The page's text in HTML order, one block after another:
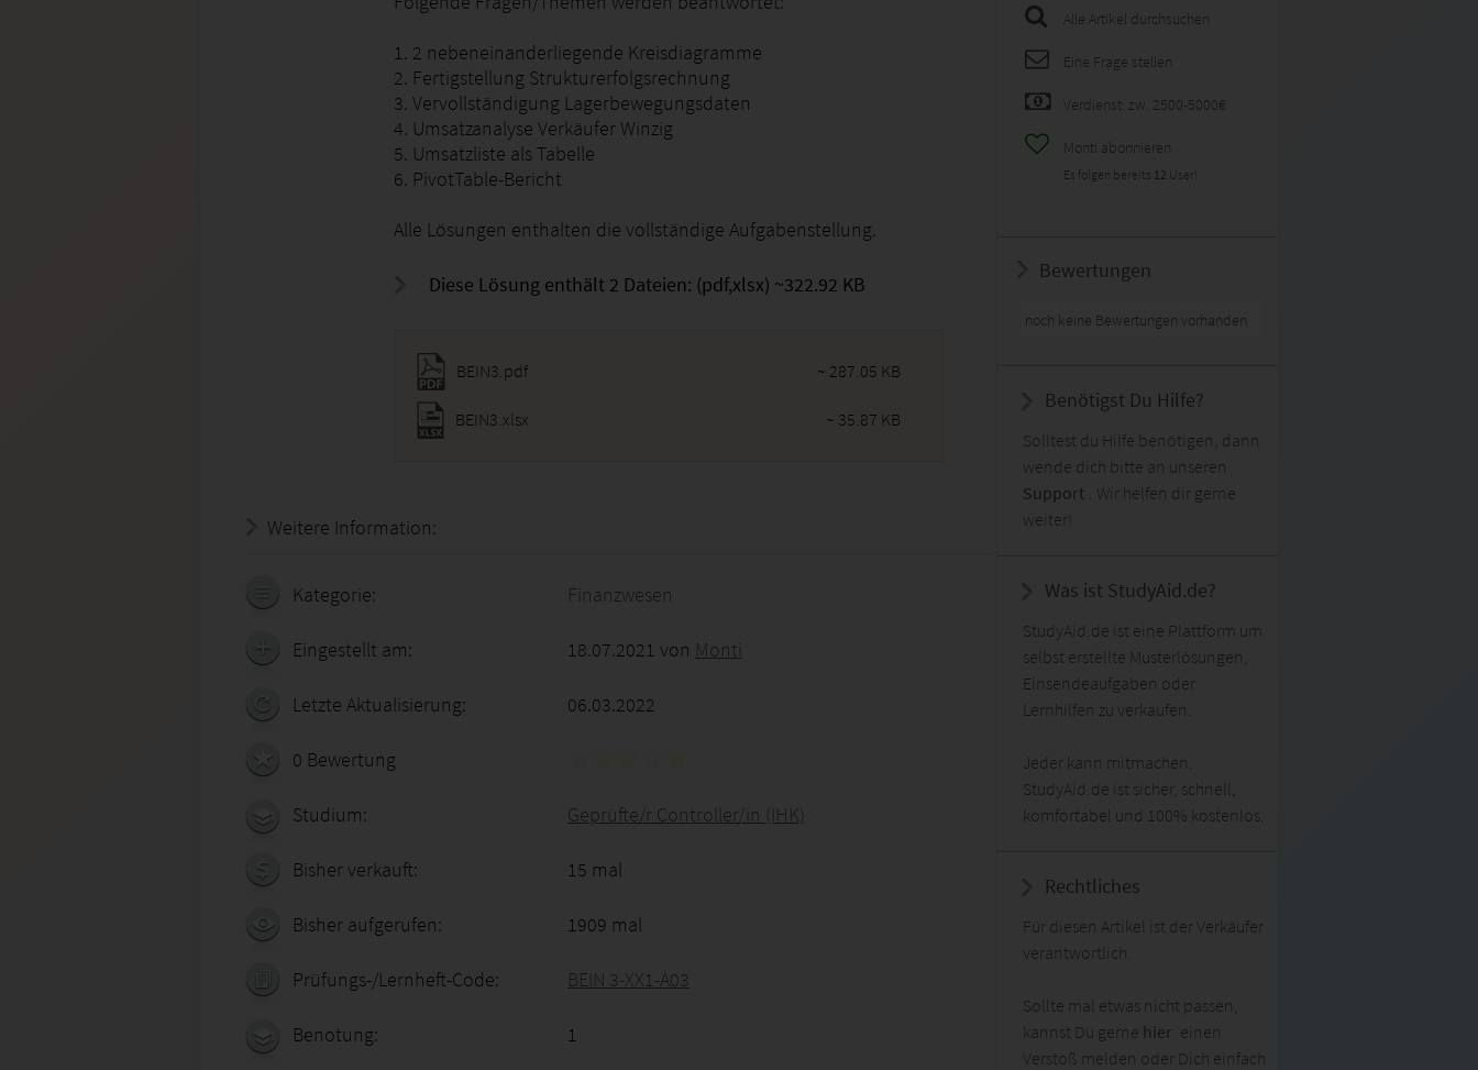
1. 2 nebeneinanderliegende Kreisdiagramme
2. Fertigstellung Strukturerfolgsrechnung
3. Vervollständigung Lagerbewegungsdaten
4. Umsatzanalyse Verkäufer Winzig
5. Umsatzliste als Tabelle
6. PivotTable-Bericht
Alle Lösungen enthalten die vollständige Aufgabenstellung.
Diese Lösung enthält 2 Dateien: (pdf,xlsx) ~322.92 KB
BEIN3.pdf ~ 287.05 KB
BEIN3.xlsx ~ 35.87 KB
Weitere Information:
Kategorie: Finanzwesen
Eingestellt am: 18.07.2021 von Monti
Letzte Aktualisierung: 06.03.2022
0 Bewertung
Studium: Geprüfte/r Controller/in (IHK)
Bisher verkauft: 15 mal
Bisher aufgerufen: 1909 mal
Prüfungs-/Lernheft-Code: BEIN 3-XX1-A03
Benotung: 1
Alle Artikel durchsuchen
Eine Frage stellen
Verdienst: zw. 2500-5000€
Monti abonnieren
Es folgen bereits 12 User!
Bewertungen
noch keine Bewertungen vorhanden
Benötigst Du Hilfe?
Solltest du Hilfe benötigen, dann
wende dich bitte an unseren
Support . Wir helfen dir gerne
weiter!
Was ist StudyAid.de?
StudyAid.de ist eine Plattform um
selbst erstellte Musterlösungen,
Einsendeaufgaben oder
Lernhilfen zu verkaufen.
Jeder kann mitmachen.
StudyAid.de ist sicher, schnell,
komfortabel und 100% kostenlos.
Rechtliches
Für diesen Artikel ist der Verkäufer
verantwortlich.
Sollte mal etwas nicht passen,
kannst Du gerne hier einen
Verstoß melden oder Dich einfach